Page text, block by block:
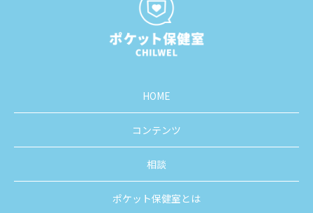
HOME
コンテンツ
相談
ポケット保健室とは